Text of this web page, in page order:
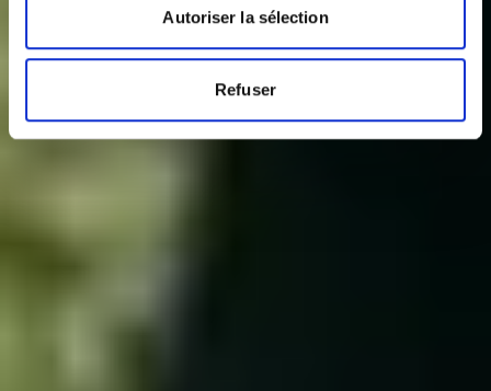
Autoriser la sélection
Refuser